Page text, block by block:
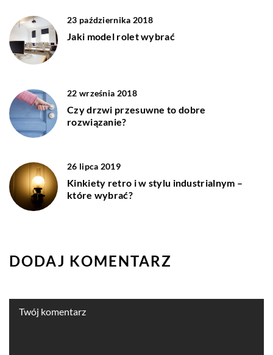
23 października 2018
Jaki model rolet wybrać
22 września 2018
Czy drzwi przesuwne to dobre
rozwiązanie?
26 lipca 2019
Kinkiety retro i w stylu industrialnym –
które wybrać?
DODAJ KOMENTARZ